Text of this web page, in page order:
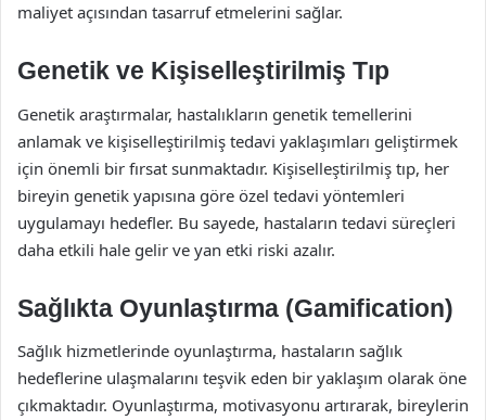
maliyet açısından tasarruf etmelerini sağlar.
Genetik ve Kişiselleştirilmiş Tıp
Genetik araştırmalar, hastalıkların genetik temellerini
anlamak ve kişiselleştirilmiş tedavi yaklaşımları geliştirmek
için önemli bir fırsat sunmaktadır. Kişiselleştirilmiş tıp, her
bireyin genetik yapısına göre özel tedavi yöntemleri
uygulamayı hedefler. Bu sayede, hastaların tedavi süreçleri
daha etkili hale gelir ve yan etki riski azalır.
Sağlıkta Oyunlaştırma (Gamification)
Sağlık hizmetlerinde oyunlaştırma, hastaların sağlık
hedeflerine ulaşmalarını teşvik eden bir yaklaşım olarak öne
çıkmaktadır. Oyunlaştırma, motivasyonu artırarak, bireylerin